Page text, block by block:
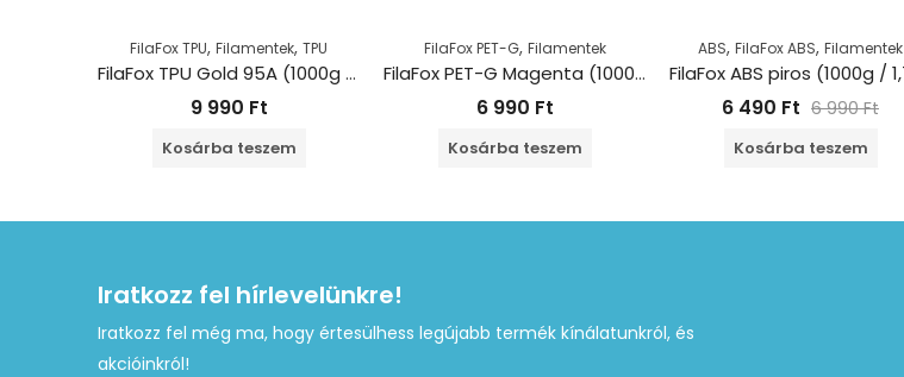
FilaFox TPU, Filamentek, TPU
FilaFox TPU Gold 95A (1000g / 1,75mm)
9 990 Ft
Kosárba teszem
FilaFox PET-G, Filamentek
FilaFox PET-G Magenta (1000g / 1,75mm)
6 990 Ft
Kosárba teszem
ABS, FilaFox ABS, Filamentek
6 490 Ft 6 990Ft
Kosárba teszem
Iratkozz fel hírlevelünkre!
Iratkozz fel még ma, hogy értesülhess legújabb termék kínálatunkról, és
akcióinkról!